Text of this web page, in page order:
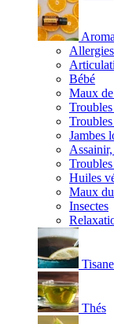
Allergies
Bébé
Maux
Jambes
Huiles
Maux
Insectes
Thés